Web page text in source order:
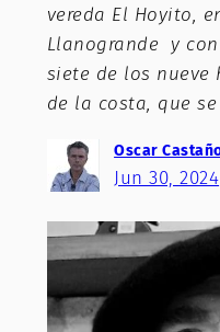
vereda El Hoyito,
Llanogrande y
siete de los nueve
de la costa, que
Oscar
Jun 30, 2024